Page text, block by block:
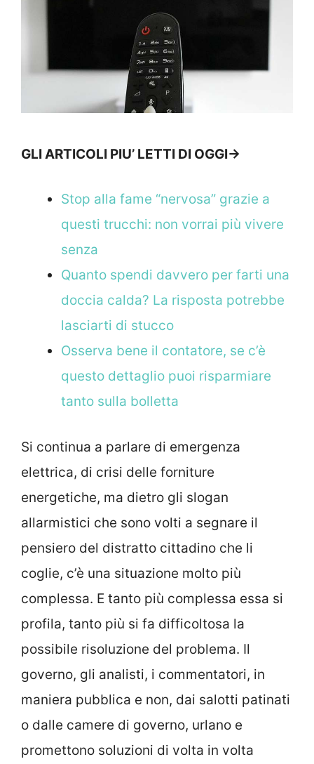
GLI ARTICOLI PIU’ LETTI DI OGGI->
Stop alla fame “nervosa” grazie a
questi trucchi: non vorrai più vivere
senza
Quanto spendi davvero per farti una
doccia calda? La risposta potrebbe
lasciarti di stucco
Osserva bene il contatore, se c’è
questo dettaglio puoi risparmiare
tanto sulla bolletta
Si continua a parlare di emergenza
elettrica, di crisi delle forniture
energetiche, ma dietro gli slogan
allarmistici che sono volti a segnare il
pensiero del distratto cittadino che li
coglie, c’è una situazione molto più
complessa. E tanto più complessa essa si
profila, tanto più si fa difficoltosa la
possibile risoluzione del problema. Il
governo, gli analisti, i commentatori, in
maniera pubblica e non, dai salotti patinati
o dalle camere di governo, urlano e
promettono soluzioni di volta in volta